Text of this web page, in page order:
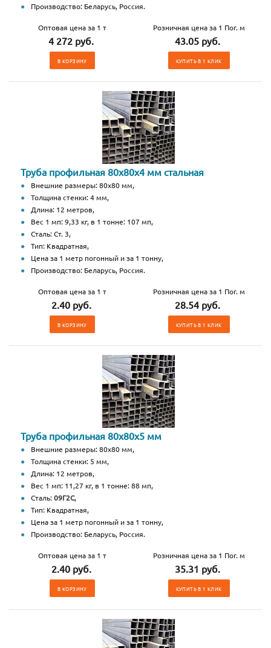
Производство: Беларусь, Россия.
Оптовая цена за 1 т
4 272 руб.
В КОРЗИНУ
Розничная цена за 1 Пог. м
43.05 руб.
КУПИТЬ В 1 КЛИК
Труба профильная 80х80х4 мм стальная
Внешние размеры: 80х80 мм,
Толщина стенки: 4 мм,
Длина: 12 метров,
Вес 1 мп: 9,33 кг, в 1 тонне: 107 мп,
Сталь: Ст. 3,
Тип: Квадратная,
Цена за 1 метр погонный и за 1 тонну,
Производство: Беларусь, Россия.
Оптовая цена за 1 т
2.40 руб.
В КОРЗИНУ
Розничная цена за 1 Пог. м
28.54 руб.
КУПИТЬ В 1 КЛИК
Труба профильная 80х80х5 мм
Внешние размеры: 80х80 мм,
Толщина стенки: 5 мм,
Длина: 12 метров,
Вес 1 мп: 11,27 кг, в 1 тонне: 88 мп,
Сталь:09Г2С,
Тип: Квадратная,
Цена за 1 метр погонный и за 1 тонну,
Производство: Беларусь, Россия.
Оптовая цена за 1 т
2.40 руб.
В КОРЗИНУ
Розничная цена за 1 Пог. м
35.31 руб.
КУПИТЬ В 1 КЛИК